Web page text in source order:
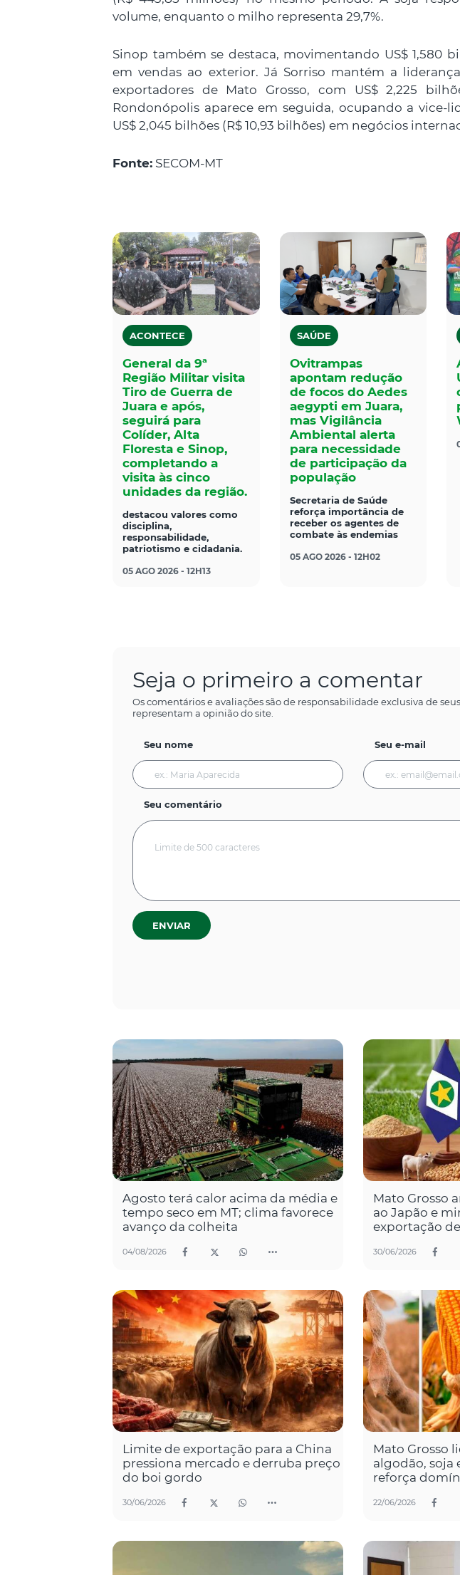
volume, enquanto o milho representa 29,7%.
Sinop também se destaca, movimentando US$ 1,580
em vendas ao exterior. Já Sorriso mantém a
exportadores de Mato Grosso, com US$ 2,225
Rondonópolis aparece em seguida, ocupando a vice-
US$ 2,045 bilhões (R$ 10,93 bilhões) em negócios
Fonte: SECOM-MT
ACONTECE
General da 9ª
Região Militar visita
Tiro de Guerra de
Juara e após,
seguirá para
Colíder, Alta
Floresta e Sinop,
completando a
visita às cinco
unidades da região.
destacou valores como
disciplina,
responsabilidade,
patriotismo e cidadania.
05 AGO 2026 - 12H13
SAÚDE
Ovitrampas
apontam redução
de focos do Aedes
aegypti em Juara,
mas Vigilância
Ambiental alerta
para necessidade
de participação da
população
Secretaria de Saúde
reforça importância de
receber os agentes de
combate às endemias
05 AGO 2026 - 12H02
Seja o primeiro a comentar
Os comentários e avaliações são de responsabilidade exclusiva de
representam a opinião do site.
Seu nome Seu e-mail
Seu comentário
ENVIAR
Agosto terá calor acima da média e
tempo seco em MT; clima favorece
avanço da colheita
04/08/2026
Mato Grosso
ao Japão e
exportação
30/06/2026
Limite de exportação para a China
pressiona mercado e derruba preço
do boi gordo
30/06/2026
Mato Grosso
algodão, soja
reforça
22/06/2026